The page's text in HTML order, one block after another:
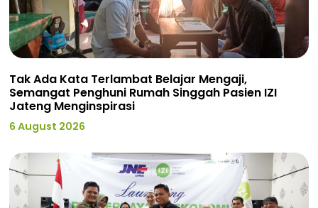
Tak Ada Kata Terlambat Belajar Mengaji,
Semangat Penghuni Rumah Singgah Pasien IZI
Jateng Menginspirasi
6 August 2026